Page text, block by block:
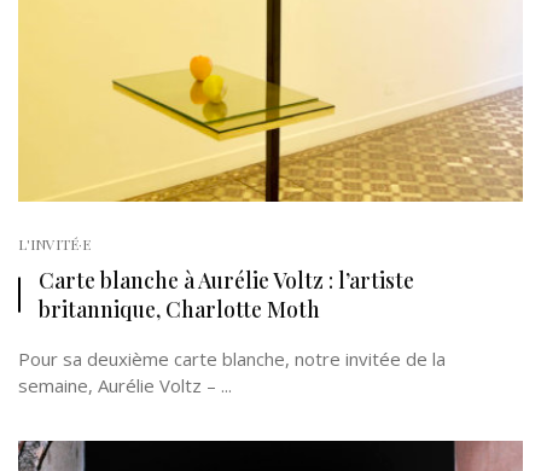
L'INVITÉ·E
Carte blanche à Aurélie Voltz : l’artiste
britannique, Charlotte Moth
Pour sa deuxième carte blanche, notre invitée de la
semaine, Aurélie Voltz – ...